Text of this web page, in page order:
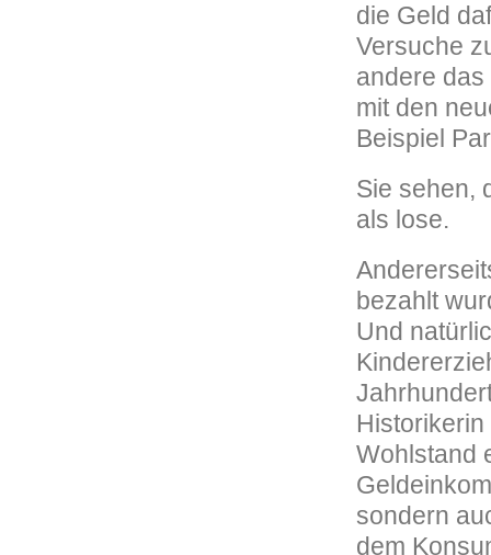
die Geld
Versuche
andere
mit den
Beispiel
Sie sehen,
als lose.
bezahlt
Und
Wohlstand
sondern
dem